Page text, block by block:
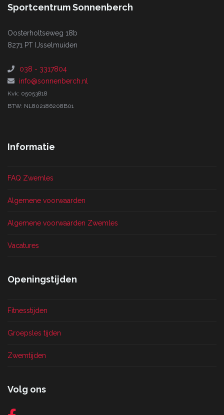
Sportcentrum Sonnenberch
Oosterholtseweg 18b
8271 PT IJsselmuiden
038 - 3317804
info@sonnenberch.nl
Kvk: 05053818
BTW: NL802186208B01
Informatie
FAQ Zwemles
Algemene voorwaarden
Algemene voorwaarden Zwemles
Vacatures
Openingstijden
Fitnesstijden
Groepsles tijden
Zwemtijden
Volg ons